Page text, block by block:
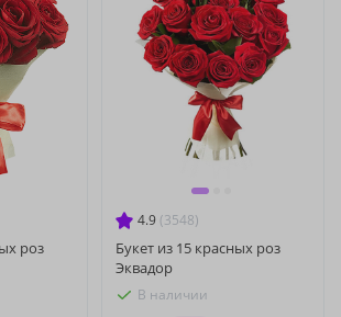
роз
4.9 (3548)
Букет из 15 красных роз
Эквадор
В наличии